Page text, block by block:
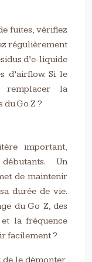
fuites, vérifiez
régulièrement
d’e-liquide
d’airflow. Si le
remplacer la
du Go Z ?
important,
Un
de maintenir
durée de vie.
du Go Z, des
la fréquence
facilement ?
de le démonter,